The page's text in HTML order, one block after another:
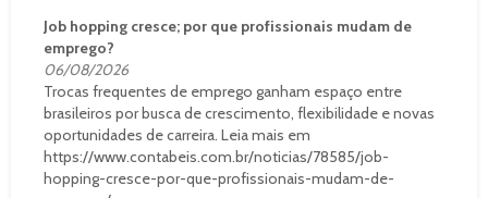
Job hopping cresce; por que profissionais mudam de
emprego?
06/08/2026
Trocas frequentes de emprego ganham espaço entre
brasileiros por busca de crescimento, flexibilidade e novas
oportunidades de carreira. Leia mais em
https://www.contabeis.com.br/noticias/78585/job-
hopping-cresce-por-que-profissionais-mudam-de-